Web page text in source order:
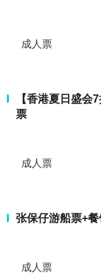
成人票
【香港夏日盛会
票
成人票
张保仔游船票+餐
成人票